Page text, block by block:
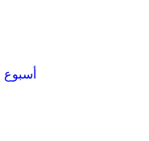
أسبوع